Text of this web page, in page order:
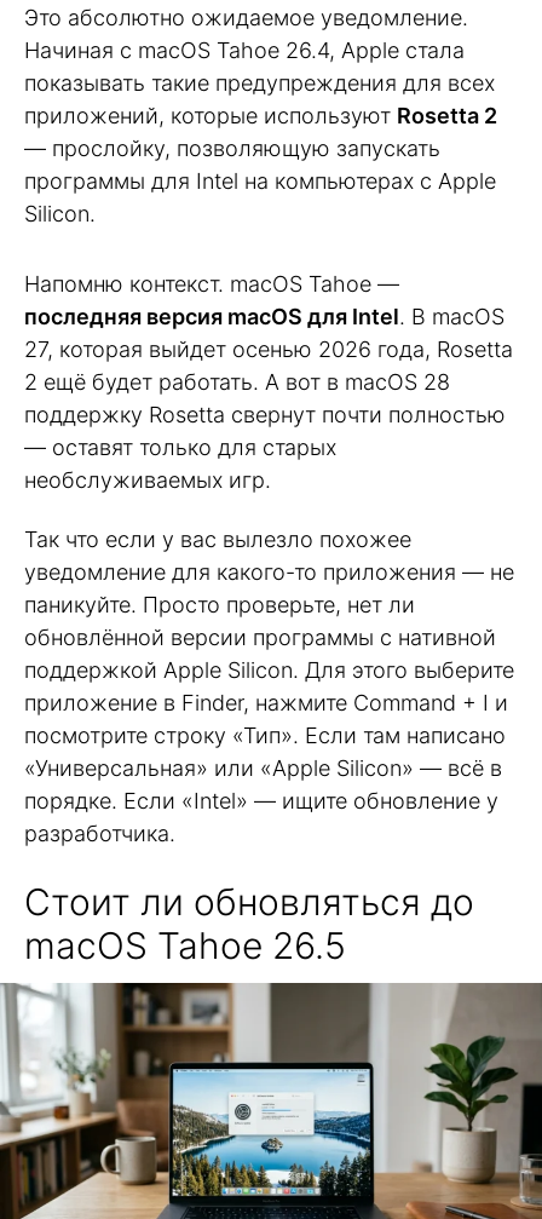
Это абсолютно ожидаемое уведомление.
Начиная с macOS Tahoe 26.4, Apple стала
показывать такие предупреждения для всех
приложений, которые используют Rosetta 2
— прослойку, позволяющую запускать
программы для Intel на компьютерах с Apple
Silicon.
Напомню контекст. macOS Tahoe —
последняя версия macOS для Intel. В macOS
27, которая выйдет осенью 2026 года, Rosetta
2 ещё будет работать. А вот в macOS 28
поддержку Rosetta свернут почти полностью
— оставят только для старых
необслуживаемых игр.
Так что если у вас вылезло похожее
уведомление для какого-то приложения — не
паникуйте. Просто проверьте, нет ли
обновлённой версии программы с нативной
поддержкой Apple Silicon. Для этого выберите
приложение в Finder, нажмите Command + I и
посмотрите строку «Тип». Если там написано
«Универсальная» или «Apple Silicon» — всё в
порядке. Если «Intel» — ищите обновление у
разработчика.
Стоит ли обновляться до
macOS Tahoe 26.5